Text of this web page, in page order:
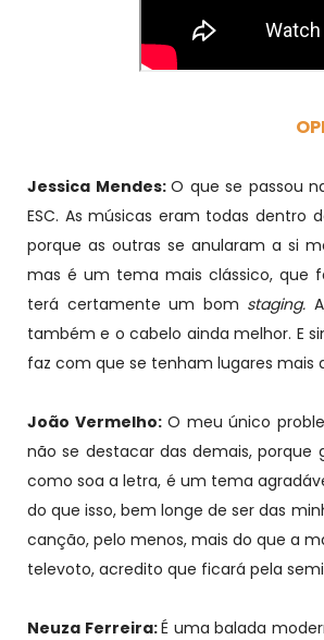
Jessica Mendes: O que se passou
ESC. As músicas eram todas
porque as outras se anularam a si
mas é um tema mais clássico, que
terá certamente um bom staging.
também e o cabelo ainda melhor. E
faz com que se tenham lugares mais
João Vermelho: O meu único
não se destacar das demais, porque
como soa a letra, é um tema
do que isso, bem longe de ser das
canção, pelo menos, mais do que a
televoto, acredito que ficará pela
Neuza Ferreira:É uma balada